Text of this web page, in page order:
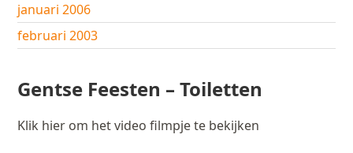
januari 2006
februari 2003
Gentse Feesten – Toiletten
Klik hier om het video filmpje te bekijken